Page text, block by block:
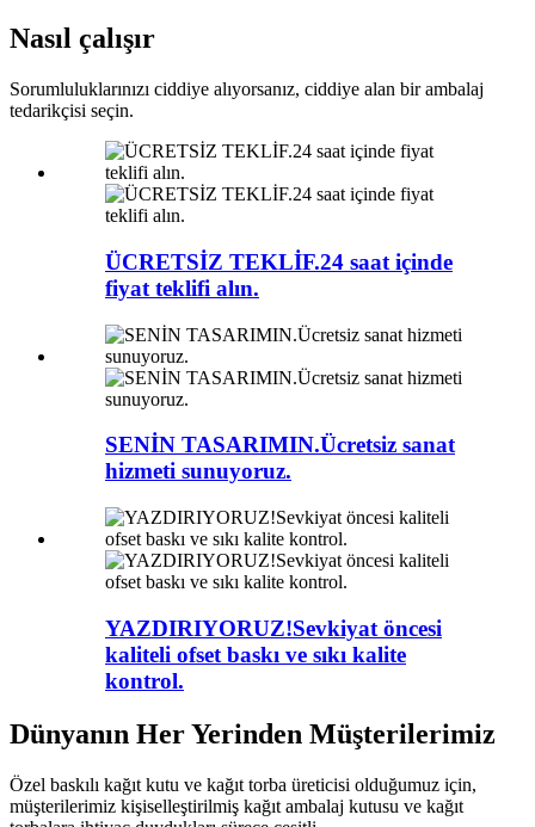
Nasıl çalışır
Sorumluluklarınızı ciddiye alıyorsanız, ciddiye alan bir ambalaj
tedarikçisi seçin.
ÜCRETSİZ TEKLİF.24 saat içinde
fiyat teklifi alın.
SENİN TASARIMIN.Ücretsiz sanat
hizmeti sunuyoruz.
YAZDIRIYORUZ!Sevkiyat öncesi
kaliteli ofset baskı ve sıkı kalite
kontrol.
Dünyanın Her Yerinden Müşterilerimiz
Özel baskılı kağıt kutu ve kağıt torba üreticisi olduğumuz için,
müşterilerimiz kişiselleştirilmiş kağıt ambalaj kutusu ve kağıt